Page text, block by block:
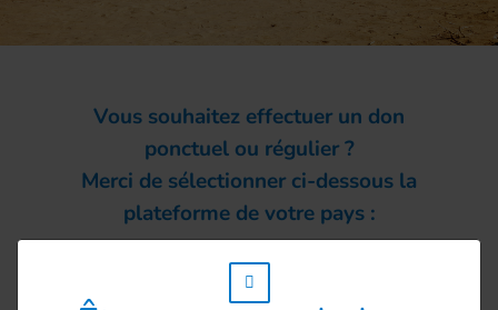
Vous souhaitez effectuer un don
ponctuel ou régulier ?
Merci de sélectionner ci-dessous la
plateforme de votre pays :